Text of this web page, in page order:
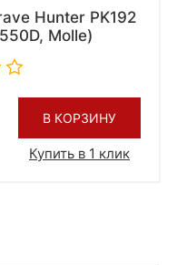
Hunter PK192
Molle)
В КОРЗИНУ
Купить в 1 клик